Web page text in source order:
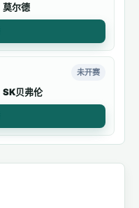
莫尔德
SK贝弗伦
未开赛